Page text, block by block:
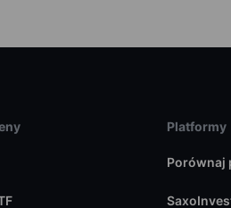
Platformy
Porównaj